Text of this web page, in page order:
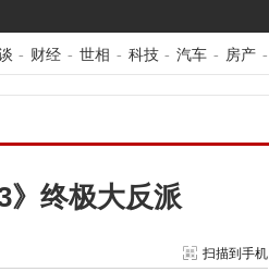
- 财经 - 世相 - 科技 - 汽车 - 房产 -
》终极大反派
扫描到手机